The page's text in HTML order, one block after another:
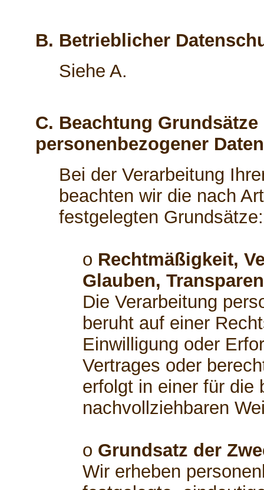
B. Betrieblicher
Siehe A.
C. Beachtung
personenbezogener Daten
Bei der Verarbeitung
beachten wir die nach
festgelegten Grundsätze:
o Rechtmäßigkeit,
Glauben,
Die Verarbeitung
beruht auf einer
Einwilligung oder
Vertrages oder
erfolgt in einer für die
nachvollziehbaren
o Grundsatz der
Wir erheben